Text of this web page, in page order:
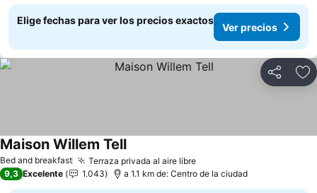
Elige fechas para ver los precios exactos
Ver precios
Compartir
Bed and breakfast Terraza privada al aire libre
Maison Willem Tell
9,3 Excelente 1.043 a 1.1 km de: Centro de la ciudad